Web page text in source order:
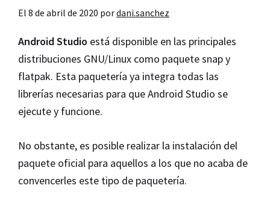
El 8 de abril de 2020 pordani.sanchez
Android Studio está disponible en las principales
distribuciones GNU/Linux como paquete snap y
flatpak. Esta paquetería ya integra todas las
librerías necesarias para que Android Studio se
ejecute y funcione.
No obstante, es posible realizar la instalación del
paquete oficial para aquellos a los que no acaba de
convencerles este tipo de paquetería.